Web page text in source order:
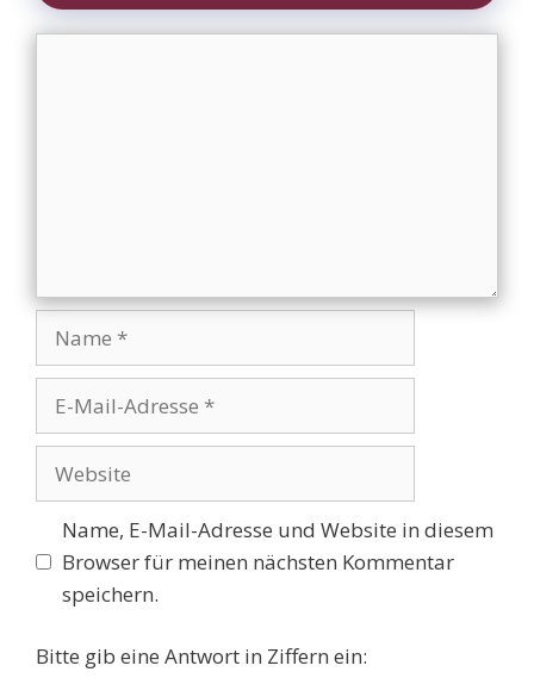
Name
Website
Name, E-Mail-Adresse und Website in diesem
Browser für meinen nächsten Kommentar
speichern.
Bitte gib eine Antwort in Ziffern ein: